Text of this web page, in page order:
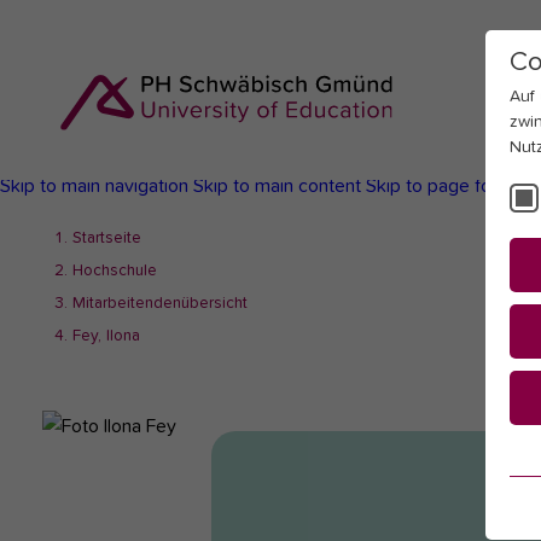
Skip to main navigation Skip to main content Skip to page footer
here:
Startseite
Hochschule
Mitarbeitendenübersicht
Fey, Ilona
Auf